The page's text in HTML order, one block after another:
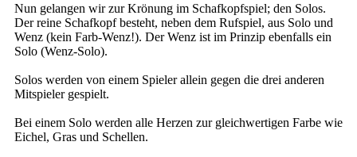
Nun gelangen wir zur Krönung im Schafkopfspiel; den Solos.
Der reine Schafkopf besteht, neben dem Rufspiel, aus Solo und
Wenz (kein Farb-Wenz!). Der Wenz ist im Prinzip ebenfalls ein
Solo (Wenz-Solo).
Solos werden von einem Spieler allein gegen die drei anderen
Mitspieler gespielt.
Bei einem Solo werden alle Herzen zur gleichwertigen Farbe wie
Eichel, Gras und Schellen.